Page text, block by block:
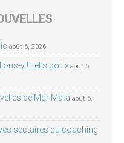
août 6, 2026
y ! Let’s go ! » août 6,
de Mgr Mata août 6,
sectaires du coaching